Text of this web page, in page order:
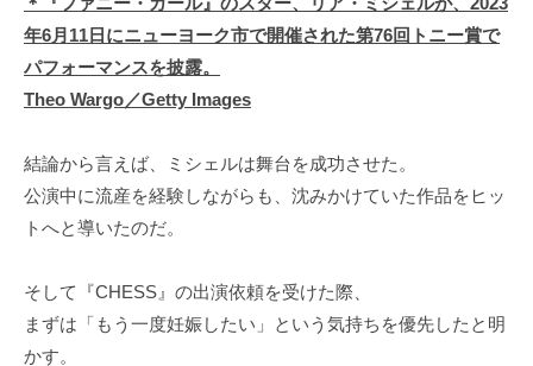
年6月11日にニューヨーク市で開催された第76回トニー賞で
パフォーマンスを披露。
Theo Wargo／Getty Images
結論から言えば、ミシェルは舞台を成功させた。
公演中に流産を経験しながらも、沈みかけていた作品をヒッ
トへと導いたのだ。
そして『CHESS』の出演依頼を受けた際、
まずは「もう一度妊娠したい」という気持ちを優先したと明
かす。